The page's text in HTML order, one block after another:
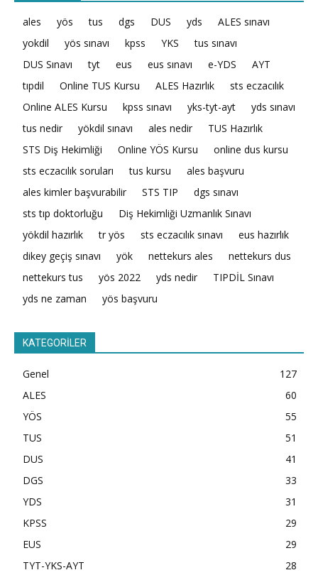
ales yös tus dgs DUS yds
ALES sınavı
yokdil
yös sınavı kpss YKS
tus sınavı
DUS Sınavı
tyt eus eus sınavı e-YDS
AYT
tıpdil
Online TUS Kursu ALES Hazırlık
sts eczacılık
Online ALES Kursu
kpss sınavı yks-tyt-ayt
yds sınavı
tus nedir
yökdil sınavı ales nedir
TUS Hazırlık
STS Diş Hekimliği
Online YÖS Kursu
online dus kursu
sts eczacılık soruları
tus kursu
ales başvuru
ales kimler başvurabilir
STS TIP
dgs sınavı
sts tıp doktorluğu
Diş Hekimliği Uzmanlık Sınavı
yökdil hazırlık
tr yös sts eczacılık sınavı
eus hazırlık
dikey geçiş sınavı
yök nettekurs ales
nettekurs dus
nettekurs tus
yös 2022 yds nedir
TIPDİL Sınavı
yds ne zaman
yös başvuru
KATEGORİLER
Genel
127
ALES
60
YÖS
55
TUS
51
DUS
41
DGS
33
YDS
31
KPSS
29
EUS
29
TYT-YKS-AYT
28